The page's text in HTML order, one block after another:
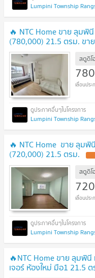
Lumpini Township
🔥 NTC Home ขาย ลุม
(780,000) 21.5 ตรม. ขา
สตูดิโ
Lumpini Township
🔥 NTC Home ขาย ลุม
(720,000) 21.5 ตรม.
สตูดิโ
Lumpini Township
🔥NTC Home ขาย ลุมพิ
เจอร์ ห้องใหม่ มือ1 21.5